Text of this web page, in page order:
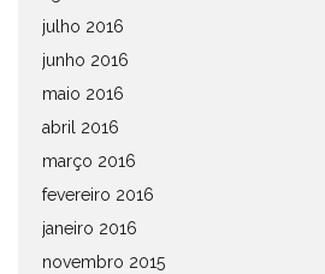
julho 2016
junho 2016
maio 2016
abril 2016
março 2016
fevereiro 2016
janeiro 2016
novembro 2015